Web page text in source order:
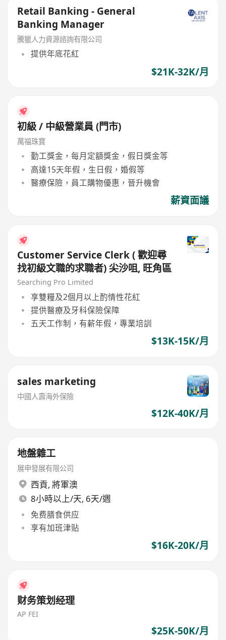
Retail Banking - General
Banking Manager
騰獵人力資源諮詢有限公司
提供年底花紅
$21K-32K/月
初級 / 中級營業員 (門市)
萬福珠寶
勤工獎金，每月定額獎金，假日獎金等
高達15天年假，生日假，婚假等
醫療保險，員工購物優惠，晉升機會
薪資面議
Customer Service Clerk ( 歡迎尋
找初級文職的求職者) 尖沙咀, 旺角區
Searching Pro Limited
享雙糧及2個月以上酌情性花紅
提供醫療及牙科保險保障
五天工作制，有薪年假，專業培訓
$13K-15K/月
sales marketing
中國人壽海外保險
$12K-40K/月
地盤雜工
展申發展有限公司
西貢, 將軍澳
8小時以上/天, 6天/週
免费膳食供应
享有加班津贴
$16K-20K/月
财务策划经理
AP FEI
$25K-50K/月